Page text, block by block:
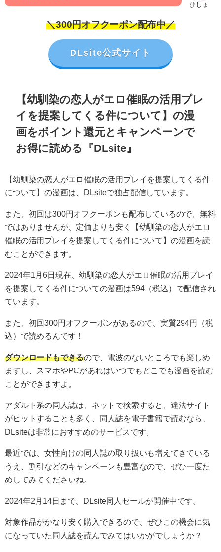
ひしょ
＼300円オフクーポン配布中／
DLsite公式サイト
【幼馴染の恋人がエロ催眠の活用プレ
イを提案してくる件について】の漫
画をポイント還元とキャンペーンで
お得に読める『DLsite』
【幼馴染の恋人がエロ催眠の活用プレイを提案してくる件
について】の漫画は、DLsiteで独占配信しています。
また、初回は300円オフクーポンも配布しているので、無料
ではありませんが、定価よりも安く【幼馴染の恋人がエロ
催眠の活用プレイを提案してくる件について】の漫画を読
むことができます。
2024年1月6日現在、幼馴染の恋人がエロ催眠の活用プレイ
を提案してくる件についての漫画は594（税込）で配信され
ています。
また、初回300円オフクーポンがあるので、実質294円（税
込）で読めるんです！
ダウンロードもできるので、電波のないところでも楽しめ
ますし、スマホやPCがあればいつでもどこでも漫画を読む
ことができますよ。
アダルト系の同人誌は、ネットで検索すると、違法サイト
がヒットすることも多く、同人誌を電子書籍で読むなら、
DLsiteは非常におすすめのサービスです。
最近では、女性向けの同人誌の取り扱いも増えてきている
うえ、割引などのキャンペーンも豊富なので、ぜひ一度た
めしてみてくださいね。
2024年2月14日まで、DLsite同人セールが開催中です。
対象作品がかなり安く購入できるので、ぜひこの機会に気
になっていた同人誌を読んでみてはいかがでしょうか？